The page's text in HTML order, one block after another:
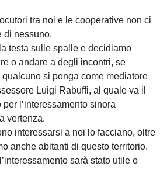
tra noi e le cooperative non ci
di nessuno.
testa sulle spalle e decidiamo
o andare a degli incontri, se
si ponga come mediatore
Luigi Rabuffi, al quale va il
l’interessamento sinora
vertenza.
interessarsi a noi lo facciano, oltre
anche abitanti di questo territorio.
sarà stato utile o